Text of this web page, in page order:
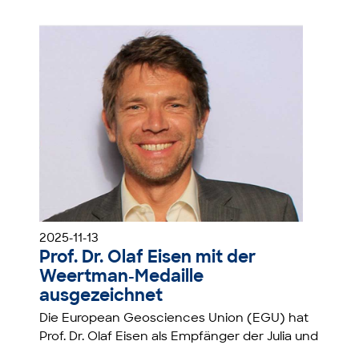
2025-11-13
Prof. Dr. Olaf Eisen mit der
Weertman-Medaille
ausgezeichnet
Die European Geosciences Union (EGU) hat
Prof. Dr. Olaf Eisen als Empfänger der Julia und